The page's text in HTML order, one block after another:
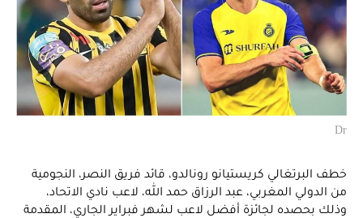
Dr
خطف البرتغالي كريستيانو رونالدو، قائد فريق النصر، النجومية
من الدولي المغربي، عبد الرزاق حمد الله، لاعب نادي الاتحاد،
وذلك بحصده لجائزة أفضل لاعب لشهر فبراير الجاري، المقدمة